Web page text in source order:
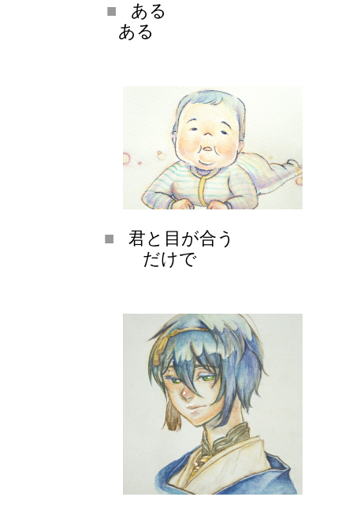
ある
ある
君と目が合う
だけで